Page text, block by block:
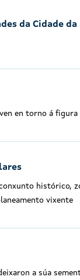
da Cidade da
en torno á figura
histórico,
vixente
a súa